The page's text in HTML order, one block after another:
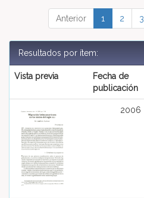
Anterior 1 2 3
Resultados por ítem:
Vista previa
Fecha de
publicación
2006